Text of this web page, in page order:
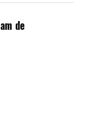
de